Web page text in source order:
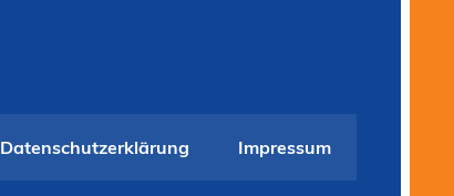
Datenschutzerklärung Impressum